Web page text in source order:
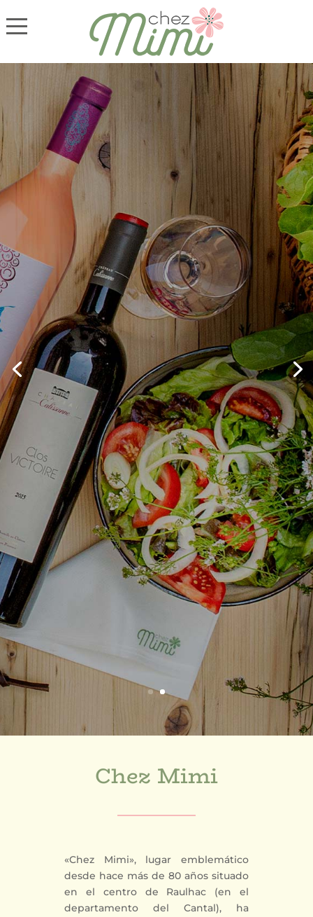
Bienvenidos a chez
Mimi Raulhac -
Cantal
Chez Mimi
«Chez Mimi», lugar emblemático
desde hace más de 80 años situado
en el centro de Raulhac (en el
departamento del Cantal), ha